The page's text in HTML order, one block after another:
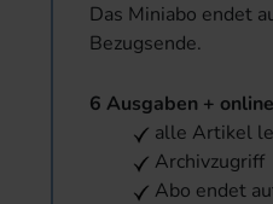
Das Miniabo endet
Bezugsende.
6 Ausgaben + online
alle Artikel
Archivzugriff
Abo endet